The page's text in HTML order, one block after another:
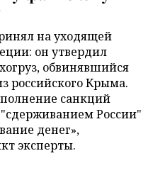
на уходящей
он утвердил
обвинявшийся
российского Крыма.
санкций
России"
денег»,
эксперты.